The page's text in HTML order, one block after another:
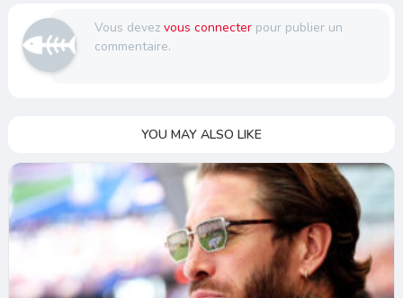
Vous devez vous connecterpour publier un
commentaire.
YOU MAY ALSO LIKE